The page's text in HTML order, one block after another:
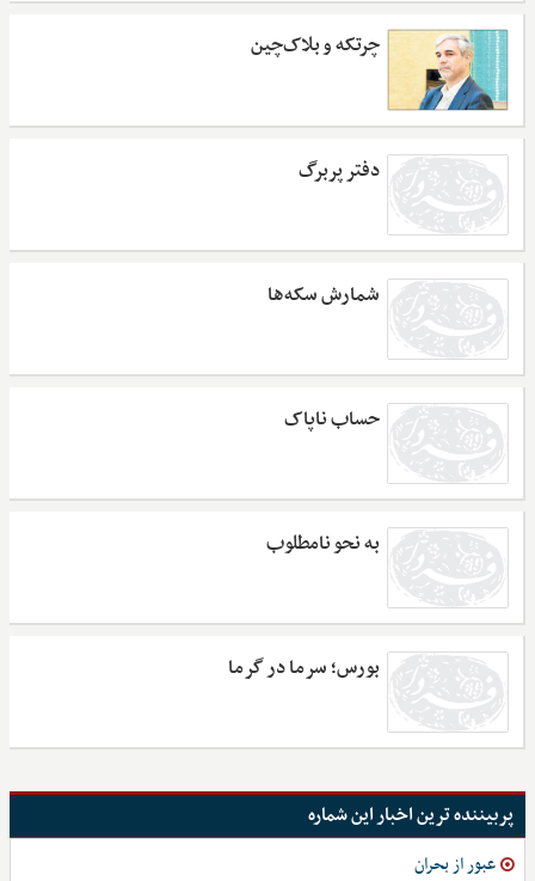
چرتکه و بلاک‌چین
دفتر پربرگ
شمارش سکه‌ها
حساب ناپاک
به نحو نامطلوب
بورس؛ سرما در گرما
پربیننده ترین اخبار این شماره
عبور از بحران